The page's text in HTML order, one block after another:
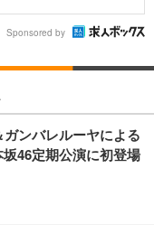
Sponsored by
ンバレルーヤによる
46定期公演に初登場